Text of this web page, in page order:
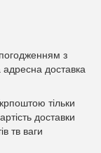
з
доставка
тільки
доставки
тв ваги